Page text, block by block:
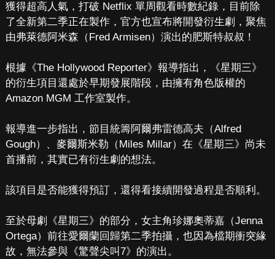
獲得超高人氣，打破 Netflix 單周觀看時數紀錄，目前除
了全新第二季正在製作，官方也宣布將開發衍生劇，聚焦
由弗萊德阿米森（Fred Armisen）演出的肥斯特叔叔！
根據《The Hollywood Reporter》報導指出，《星期三》
的衍生項目還處於早期發展階段，由擁有角色版權的
Amazon MGM 工作室製作。
報導進一步指出，節目統籌阿爾弗雷德高夫（Alfred
Gough）、麥爾斯米勒（Miles Millar）在《星期三》尚未
首播前，其實已有衍生劇的想法。
該項目是否能獲得預訂，還得看接續開發過程是否順利。
至於母劇《星期三》的部分，女主角珍娜奧蒂嘉（Jenna
Ortega）前往愛爾蘭回歸第二季拍攝，也因為檔期衝突緣
故，無法參與《驚聲尖叫7》的演出。